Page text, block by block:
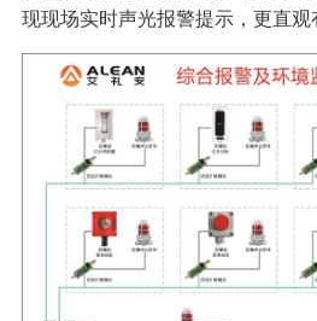
现现场实时声光报警提示，更直观